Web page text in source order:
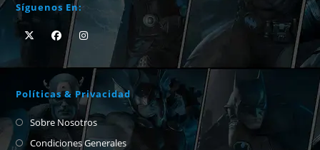
Síguenos En:
Políticas & Privacidad
Sobre Nosotros
Condiciones Generales